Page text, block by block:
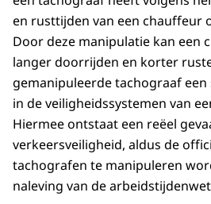
en rusttijden van een chauffeur
Door deze manipulatie kan een
langer doorrijden en korter
gemanipuleerde tachograaf
in de veiligheidssystemen van
Hiermee ontstaat een reëel
verkeersveiligheid, aldus de
tachografen te manipuleren
naleving van de